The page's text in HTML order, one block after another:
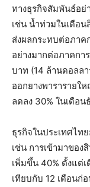
ทางธุรกิจสัมพันธ์อย่
เช่น น้ำท่วมในเดือ
ส่งผลกระทบต่อภาค
อย่างมากต่อภาคกา
บาท (14 ล้านดอลล
ออกยางพารารายใ
ลดลง 30% ในเดือ
ธุรกิจในประเทศไท
เช่น การเข้ามาของ
เพิ่มขึ้น 40% ตั้งแต่
เทียบกับ 12 เดือนก่